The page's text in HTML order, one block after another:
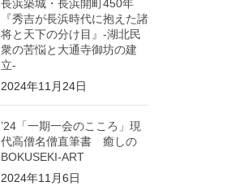
長浜築城・長浜開町450年
『秀吉が長浜時代に抱えた諸
将と天下の分け目』-湖北民
衆の苦悩と大通寺御坊の建
立-
2024年11月24日
’24「一期一会のこころ」現
代高僧名僧直筆書 癒しの
BOKUSEKI-ART
2024年11月6日